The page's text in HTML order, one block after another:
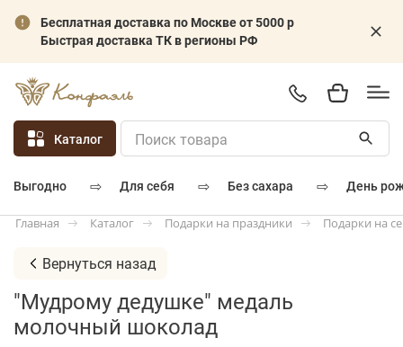
Бесплатная доставка по Москве от 5000 р
Быстрая доставка ТК в регионы РФ
Каталог
выгодно ⇨ для себя ⇨ без сахара ⇨ день
Главная Каталог Подарки на праздники Подарки на
Вернуться назад
"Мудрому дедушке" медаль
молочный шоколад